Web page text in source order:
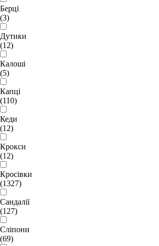
Берці
(3)
Дутики
(12)
Калоші
(5)
Капці
(110)
Кеди
(12)
Крокси
(12)
Кросівки
(1327)
Сандалії
(127)
Сліпони
(69)